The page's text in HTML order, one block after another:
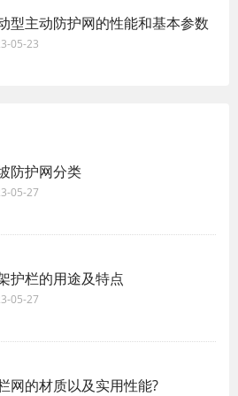
型主动防护网的性能和基本参数
05-23
防护网分类
05-27
护栏的用途及特点
05-27
网的材质以及实用性能?